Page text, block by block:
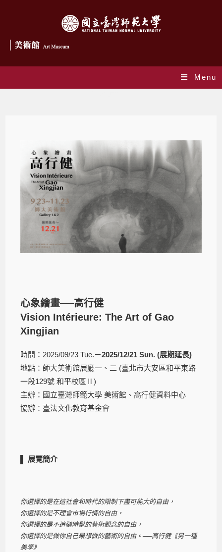
Menu
心象繪畫──高行健
Vision Intérieure: The Art of Gao
Xingjian
時間：2025/09/23 Tue.－2025/12/21 Sun. (展期延長)
地點：師大美術館展廳一、二 (臺北市大安區和平東路
一段129號 和平校區Ⅱ)
主辦：國立臺灣師範大學 美術館、高行健資料中心
協辦：臺法文化教育基金會
▌ 展覽簡介
你選擇的是在這社會和時代的限制下盡可能大的自由，
你選擇的是不理會市場行情的自由，
你選擇的是不追隨時髦的藝術觀念的自由，
你選擇的是做你自己最想做的藝術的自由。──高行健《另一種
美學》